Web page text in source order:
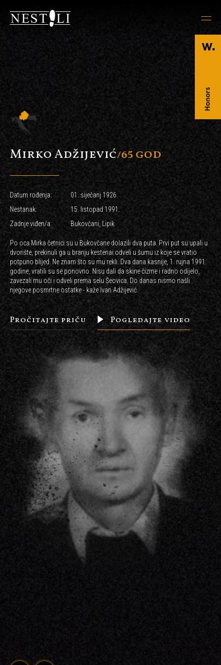
Mirko Adžijević/65 god
Datum rođenja:
01. siječanj 1926.
Nestanak:
15. listopad 1991.
Zadnje viđen/a:
Bukovčani, Lipik
Po oca Mirka četnici su u Bukovčane dolazili dva puta. Prvi put su upali u
dvorište, prekinuli ga u branju kestenai odveli u šumu iz koje se vratio
potpuno blijed. Ne znam što su mu rekli. Dva dana kasnije, 1. rujna 1991.
godine, vratili su se ponovno. Nisu dali da skine čizme i radno odijelo,
zavezali mu oči i odveli prema selu Šeovica. Do danas nismo našli
njegove posmrtne ostatke - kaže Ivan Adžijević.
Pročitajte priču Pogledajte video